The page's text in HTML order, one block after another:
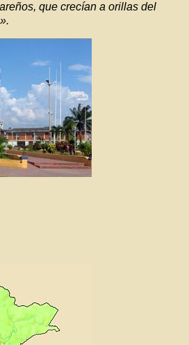
que crecían a orillas del